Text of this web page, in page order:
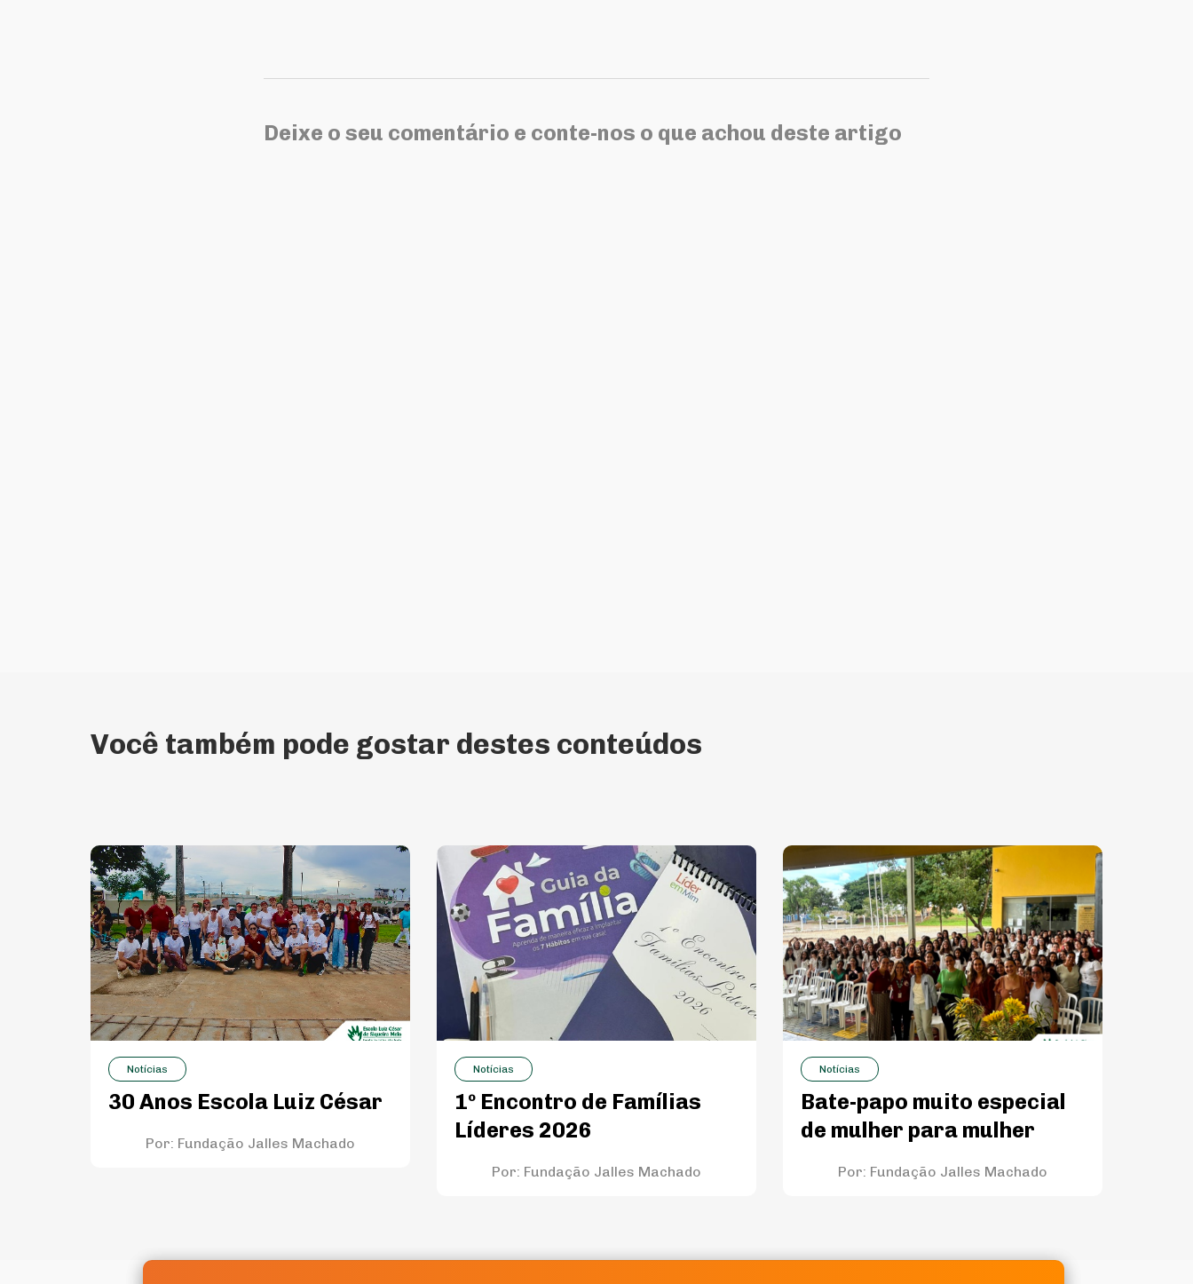
Deixe o seu comentário e conte-nos o que achou deste artigo
Você também pode gostar destes conteúdos
Notícias
30 Anos Escola Luiz César
Por: Fundação Jalles Machado
Notícias
1º Encontro de Famílias
Líderes 2026
Por: Fundação Jalles Machado
Notícias
Bate-papo muito especial
de mulher para mulher
Por: Fundação Jalles Machado